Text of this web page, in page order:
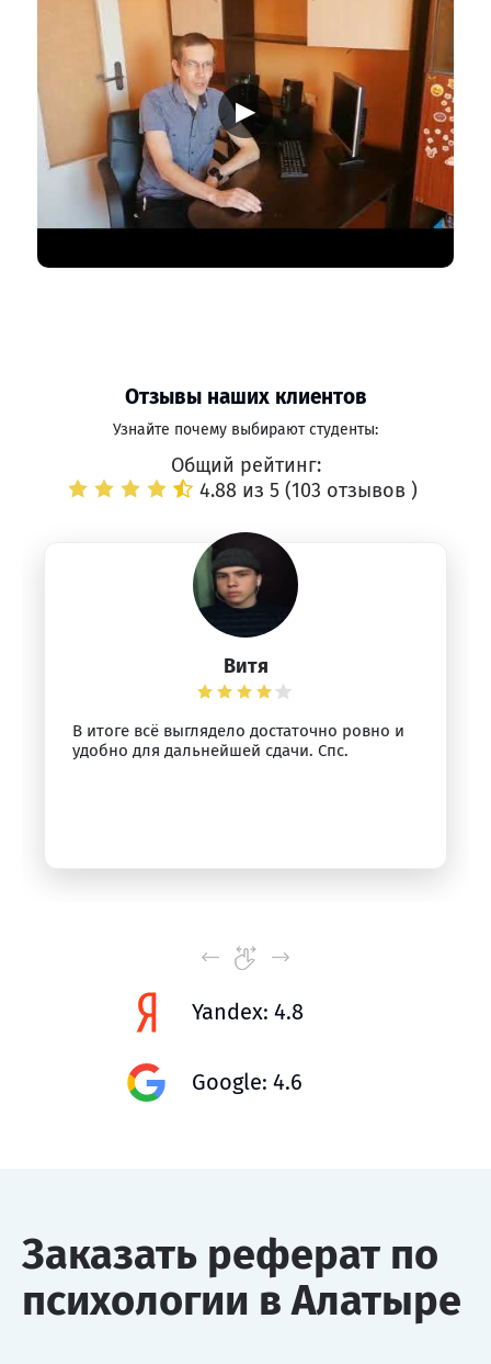
▶
Отзывы наших клиентов
Узнайте почему выбирают студенты:
Общий рейтинг:
4.88 из 5 (103 отзывов )
Витя
В итоге всё выглядело достаточно ровно и
удобно для дальнейшей сдачи. Спс.
Yandex: 4.8
Google: 4.6
Заказать реферат по
психологии в Алатыре